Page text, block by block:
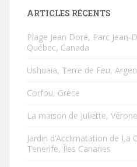
ARTICLES RÉCENTS
Plage Jean Doré, Parc
Québec, Canada
Ushuaia, Terre de Feu,
Corfou, Grèce
La maison de Juliette,
Jardin d’Acclimatation de
Tenerife, Îles Canaries